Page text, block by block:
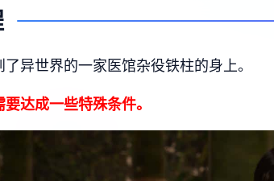
异世界的一家医馆杂役铁柱的身上。
达成一些特殊条件。